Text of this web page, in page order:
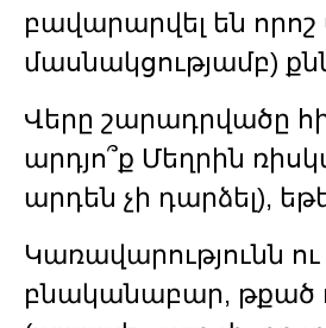
բավարարվել են որոշ
մասնակցությամբ)
Վերը շարադրվածը
արդյո՞ք Մեղրին
արդեն չի դարձել),
Կառավարությունն ու
բնականաբար, թքած